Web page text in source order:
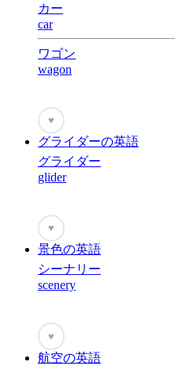
カー
car
ワゴン
wagon
♥
グライダーの英語
グライダー
glider
♥
景色の英語
シーナリー
scenery
♥
航空の英語